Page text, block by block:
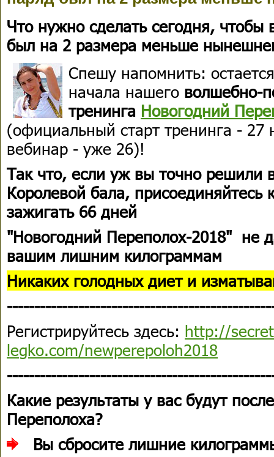
Что нужно сделать сегодня,
был на 2 размера меньше
Спешу напомнить:
начала нашего волшебно-
тренинга Новогодний
(официальный старт тренинга - 27
вебинар - уже 26)!
Так что, если уж вы точно решили
Королевой бала,
зажигать 66 дней
"Новогодний Переполох-2018" не
вашим лишним килограммам
Никаких голодных диет и
Регистрируйтесь здесь: http://
legko.com/newperepoloh2018
Какие результаты у вас будут
Переполоха?
Вы сбросите лишние